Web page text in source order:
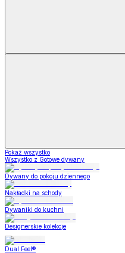
Pokaż wszystko
Wszystko z Gotowe dywany
Dywany do pokoju dziennego
Nakładki na schody
Dywaniki do kuchni
Designerskie kolekcje
Dual Feel®